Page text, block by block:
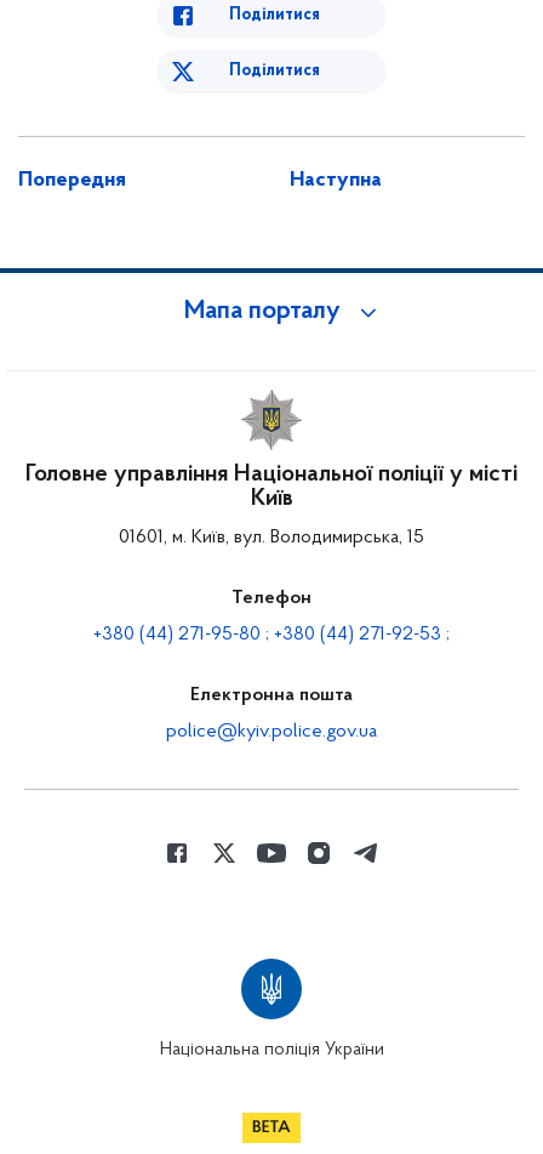
Поділитися
Поділитися
Попередня Наступна
Мапа порталу
Головне управління Національної поліції у місті
Київ
01601, м. Київ, вул. Володимирська, 15
Телефон
+380 (44) 271-95-80 ; +380 (44) 271-92-53 ;
Електронна пошта
police@kyiv.police.gov.ua
Національна поліція України